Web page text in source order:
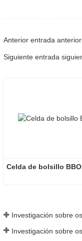
Celda de bolsillo BBO